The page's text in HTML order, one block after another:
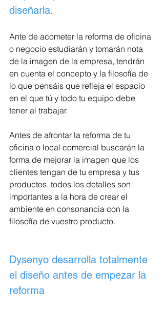
diseñarla.
Ante de acometer la reforma de oficina
o negocio estudiarán y tomarán nota
de la imagen de la empresa, tendrán
en cuenta el concepto y la filosofía de
lo que pensáis que refleja el espacio
en el que tú y todo tu equipo debe
tener al trabajar.
Antes de afrontar la reforma de tu
oficina o local comercial buscarán la
forma de mejorar la imagen que los
clientes tengan de tu empresa y tus
productos. todos los detalles son
importantes a la hora de crear el
ambiente en consonancia con la
filosofía de vuestro producto.
Dysenyo desarrolla totalmente
el diseño antes de empezar la
reforma